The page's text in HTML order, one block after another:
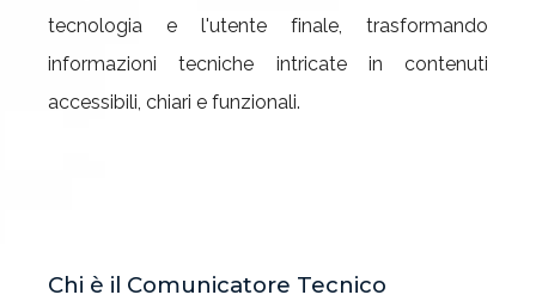
tecnologia e l'utente finale, trasformando
informazioni tecniche intricate in contenuti
accessibili, chiari e funzionali.
Chi è il Comunicatore Tecnico